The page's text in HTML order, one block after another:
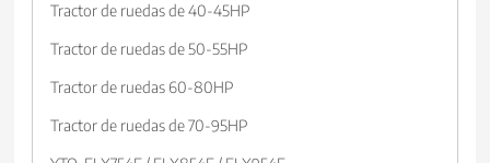
Tractor de ruedas de 40-45HP
Tractor de ruedas de 50-55HP
Tractor de ruedas 60-80HP
Tractor de ruedas de 70-95HP